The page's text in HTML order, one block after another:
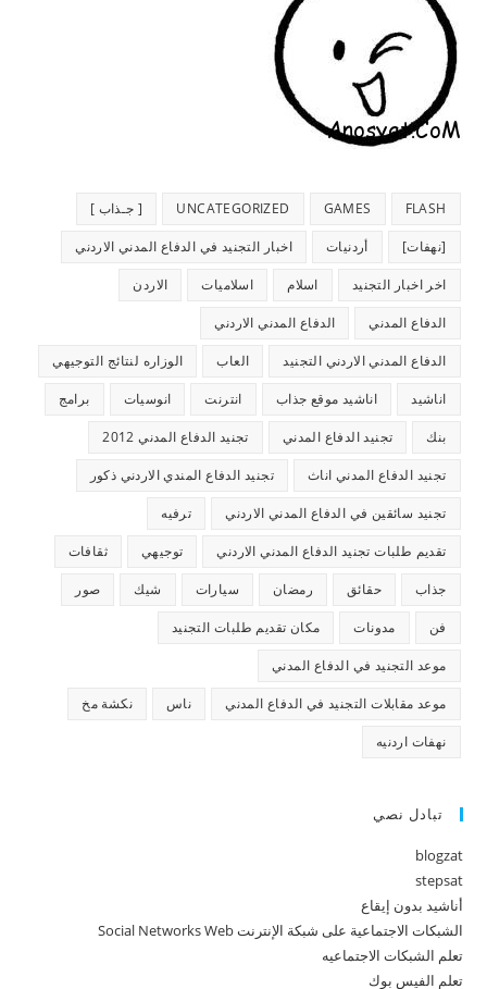
FLASH
GAMES
UNCATEGORIZED [ جـذاب ]
[نهفات] أردنيات اخبار التجنيد في الدفاع المدني الاردني
اخر اخبار التجنيد اسلام اسلاميات الاردن
الدفاع المدني الدفاع المدني الاردني
الدفاع المدني الاردني التجنيد العاب الوزاره لنتائج التوجيهي
اناشيد اناشيد موقع جذاب انترنت انوسيات برامج
بنك تجنيد الدفاع المدني تجنيد الدفاع المدني 2012
تجنيد الدفاع المدني اناث تجنيد الدفاع المندي الاردني ذكور
تجنيد سائقين في الدفاع المدني الاردني ترفيه
تقديم طلبات تجنيد الدفاع المدني الاردني توجيهي ثقافات
جذاب حقائق رمضان سيارات شيك صور
فن مدونات مكان تقديم طلبات التجنيد
موعد التجنيد في الدفاع المدني
موعد مقابلات التجنيد في الدفاع المدني ناس نكشة مخ
نهفات اردنيه
تبادل نصي
blogzat
stepsat
أناشيد بدون إيقاع
الشبكات الاجتماعية على شبكة الإنترنت Social Networks Web
تعلم الشبكات الاجتماعيه
تعلم الفيس بوك